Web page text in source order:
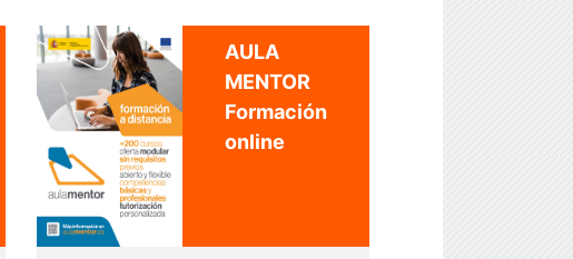
AULA
MENTOR
Formación
online